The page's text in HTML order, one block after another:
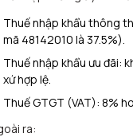
Thuế nhập khẩu thông
mã 48142010 là 37.5%).
Thuế nhập khẩu ưu đãi:
xứ hợp lệ.
Thuế GTGT (VAT): 8%
ra: